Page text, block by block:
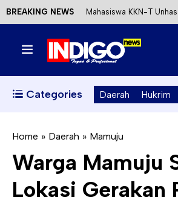
BREAKING NEWS Mahasiswa KKN-T
Etik Wisata di Pantai
Satu DPO Pengeroyokan
Ditangkap, Satu Lagi
Perizinan Air Tanah
Kecewa Kapolresta
Soroti Kejanggalan
Categories Daerah Hukrim
Home » Daerah » Mamuju
Warga Mamuju
Lokasi Gerakan